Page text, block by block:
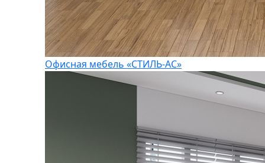
Офисная мебель «СТИЛЬ-АС»